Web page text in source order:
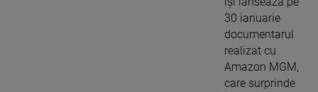
30 ianuarie
documentarul
realizat cu
Amazon MGM,
care surprinde